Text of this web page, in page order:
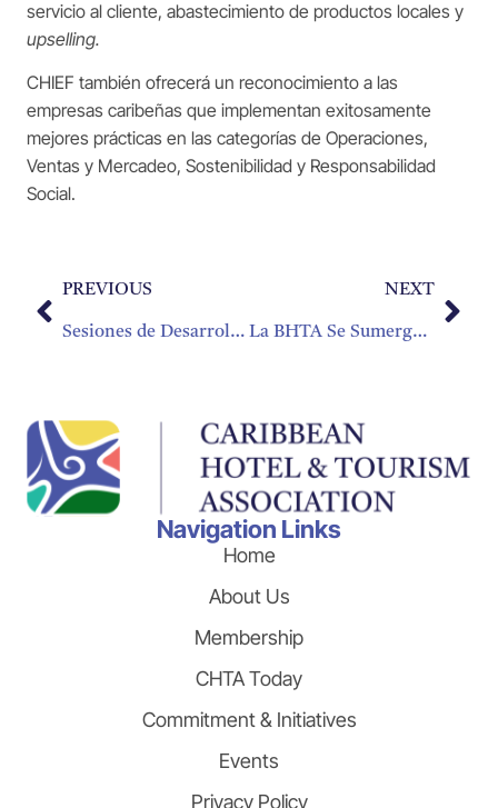
servicio al cliente, abastecimiento de productos locales y
upselling.
CHIEF también ofrecerá un reconocimiento a las
empresas caribeñas que implementan exitosamente
mejores prácticas en las categorías de Operaciones,
Ventas y Mercadeo, Sostenibilidad y Responsabilidad
Social.
PREVIOUS
Sesiones de Desarrollo Profesional en CHIEF
NEXT
La BHTA Se Sumerge en la Comida
Navigation Links
Home
About Us
Membership
CHTA Today
Commitment & Initiatives
Events
Privacy Policy